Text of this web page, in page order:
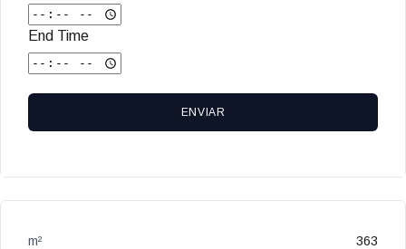
End Time
ENVIAR
m²
363